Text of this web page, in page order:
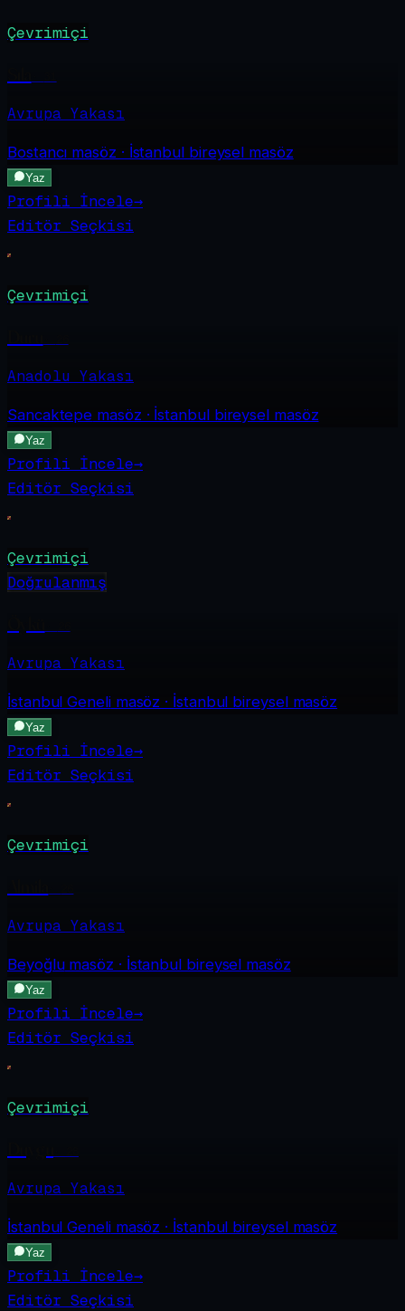
Çevrimiçi
Avrupa Yakası
Bostancı masöz · İstanbul bireysel masöz
Yaz
Profili İncele→
Editör Seçkisi
Çevrimiçi
Anadolu Yakası
Sancaktepe masöz · İstanbul bireysel masöz
Yaz
Profili İncele→
Editör Seçkisi
Çevrimiçi
Doğrulanmış
Avrupa Yakası
İstanbul Genelimasöz · İstanbul bireysel masöz
Yaz
Profili İncele→
Editör Seçkisi
Çevrimiçi
Avrupa Yakası
Beyoğlumasöz · İstanbul bireysel masöz
Yaz
Profili İncele→
Editör Seçkisi
Çevrimiçi
Avrupa Yakası
İstanbul Genelimasöz · İstanbul bireysel masöz
Yaz
Profili İncele→
Editör Seçkisi